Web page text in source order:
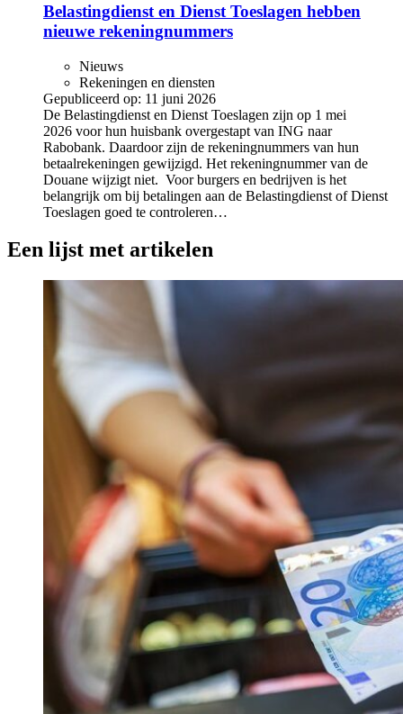
Belastingdienst en Dienst Toeslagen hebben
nieuwe rekeningnummers
Nieuws
Rekeningen en diensten
Gepubliceerd op: 11 juni 2026
De Belastingdienst en Dienst Toeslagen zijn op 1 mei
2026 voor hun huisbank overgestapt van ING naar
Rabobank. Daardoor zijn de rekeningnummers van hun
betaalrekeningen gewijzigd. Het rekeningnummer van de
Douane wijzigt niet. Voor burgers en bedrijven is het
belangrijk om bij betalingen aan de Belastingdienst of Dienst
Toeslagen goed te controleren…
Een lijst met artikelen